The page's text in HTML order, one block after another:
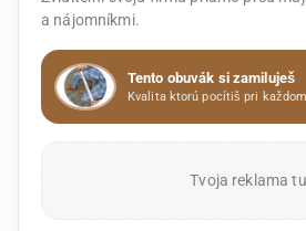
a nájomníkmi.
Tento obuvák si zamiluješ
Kvalita ktorú pocítiš pri
Tvoja reklama tu